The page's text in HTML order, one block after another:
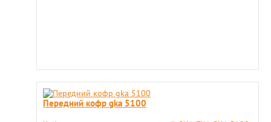
Передний кофр gka 5100